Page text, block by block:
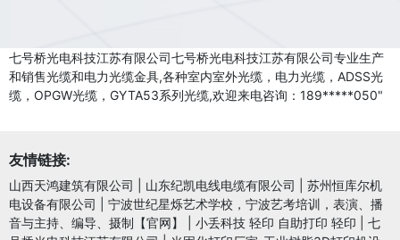
七号桥光电科技江苏有限公司七号桥光电科技江苏有限公司专业生产
和销售光缆和电力光缆金具,各种室内室外光缆，电力光缆，ADSS光
缆，OPGW光缆，GYTA53系列光缆,欢迎来电咨询：189*****050"
友情链接:
山西天鸿建筑有限公司 山东纪凯电线电缆有限公司
苏州恒库尔机
电设备有限公司
宁波世纪星烁艺术学校，宁波艺考培训，表演、播
音与主持、编导、摄制【官网】
小丢科技 轻印 自助打印 轻印
七